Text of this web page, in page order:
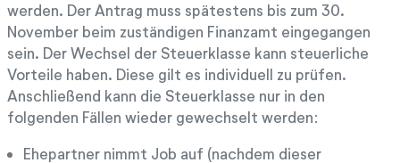
werden. Der Antrag muss spätestens bis zum 30.
November beim zuständigen Finanzamt eingegangen
sein. Der Wechsel der Steuerklasse kann steuerliche
Vorteile haben. Diese gilt es individuell zu prüfen.
Anschließend kann die Steuerklasse nur in den
folgenden Fällen wieder gewechselt werden:
Ehepartner nimmt Job auf (nachdem dieser